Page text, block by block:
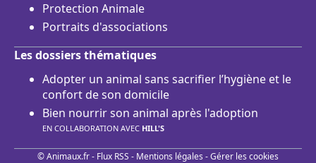
Protection Animale
Portraits d'associations
Les dossiers thématiques
Adopter un animal sans sacrifier l’hygiène et le
confort de son domicile
Bien nourrir son animal après l'adoption
EN COLLABORATION AVEC HILL'S
© Animaux.fr - Flux RSS - Mentions légales -Gérer les cookies